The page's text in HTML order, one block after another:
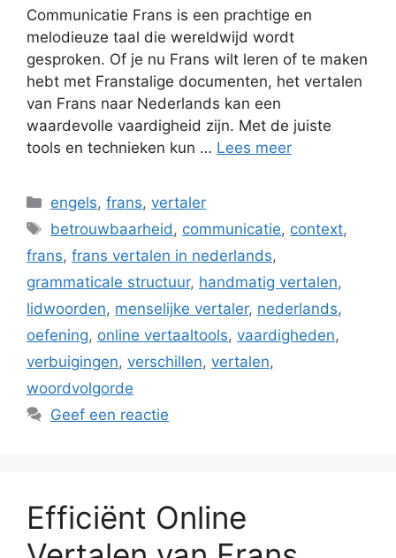
Communicatie Frans is een prachtige en
melodieuze taal die wereldwijd wordt
gesproken. Of je nu Frans wilt leren of te maken
hebt met Franstalige documenten, het vertalen
van Frans naar Nederlands kan een
waardevolle vaardigheid zijn. Met de juiste
tools en technieken kun … Lees meer
Categorieën
engels,frans,vertaler
Tags
betrouwbaarheid, communicatie, context,
frans, frans vertalen in nederlands,
grammaticale structuur, handmatig vertalen,
lidwoorden, menselijke vertaler, nederlands,
oefening, online vertaaltools, vaardigheden,
verbuigingen, verschillen, vertalen,
woordvolgorde
Geef een reactie
Efficiënt Online